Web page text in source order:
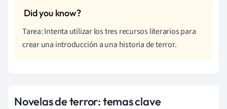
Tarea: Intenta utilizar los tres recursos literarios para
crear una introducción a una historia de terror.
Novelas de terror: temas clave